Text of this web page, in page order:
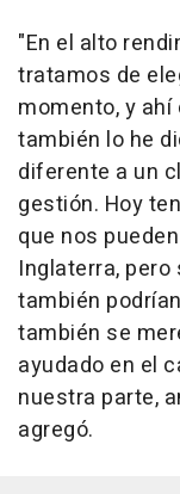
"En el alto
tratamos de
momento, y
también lo he
diferente a un
gestión. Hoy
que nos
Inglaterra,
también
también se
ayudado en el
nuestra parte,
agregó.